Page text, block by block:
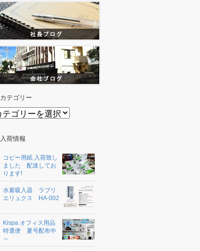
カテゴリー
入荷情報
コピー用紙 入荷致し
ました 配達してお
ります!
水素吸入器 ラブリ
エリュクス HA-002
Kispa オフィス用品
特選便 夏号配布中
～